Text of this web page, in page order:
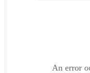
An error